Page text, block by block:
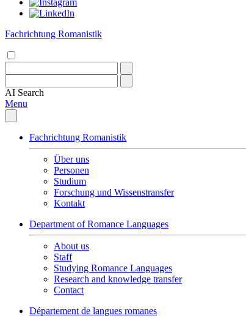
Fachrichtung Romanistik
AI Search
Menu
Fachrichtung Romanistik
Über uns
Personen
Studium
Forschung und Wissenstransfer
Kontakt
Department of Romance Languages
About us
Staff
Studying Romance Languages
Research and knowledge transfer
Contact
Département de langues romanes